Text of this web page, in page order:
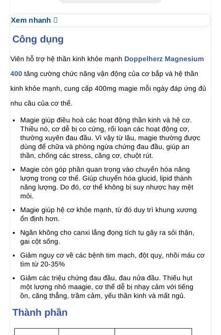
Xem nhanh
Công dụng
Viên hỗ trợ hệ thần kinh khỏe mạnh Doppelherz Magnesium
400 tăng cường chức năng vận động của cơ bắp và hệ thần
kinh khỏe mạnh, cung cấp 400mg magie mỗi ngày đáp ứng đủ
nhu cầu của cơ thể.
Magie giúp điều hoà các hoạt động thần kinh và hệ cơ.
Thiều nó, cơ dễ bị co cứng, rối loạn các hoạt động cơ,
thường xuyên đau đầu. Vì vậy từ lâu, magie thường được
dùng để chữa và phòng ngừa chứng đau đầu, giúp an
thần, chống các stress, căng cơ, chuột rút.
Magie còn góp phần quan trọng vào chuyển hóa năng
lượng trong cơ thể. Giúp chuyển hóa glucid, lipid thành
năng lượng. Do đó, cơ thể không bị suy nhược hay mệt
mỏi.
Magie giúp hệ cơ khỏe mạnh, từ đó duy trì khung xương
ổn định hơn.
Ngăn không cho canxi lắng đọng tích tụ gây ra sỏi thận,
gai cột sống.
Giảm nguy cơ về các bệnh tim mạch, đột quỵ, nhồi máu cơ
tìm từ 20-35%
Giảm các triệu chứng đau đầu, đau nửa đầu. Thiếu hụt
một lượng nhỏ maagie, cơ thể dễ bị nhạy cảm với tiếng
ồn, căng thẳng, trầm cảm, yếu thần kinh và mất ngủ.
Thành phần